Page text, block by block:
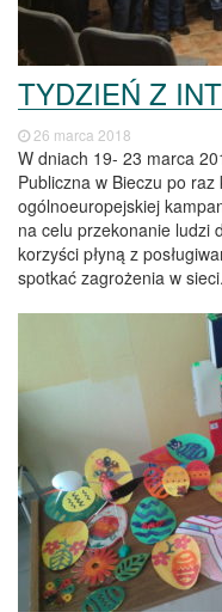
TYDZIEŃ Z
26 marca 2018
W dniach 19- 23 marca
Publiczna w Bieczu po raz
ogólnoeuropejskiej
na celu przekonanie ludzi
korzyści płyną z
spotkać zagrożenia w